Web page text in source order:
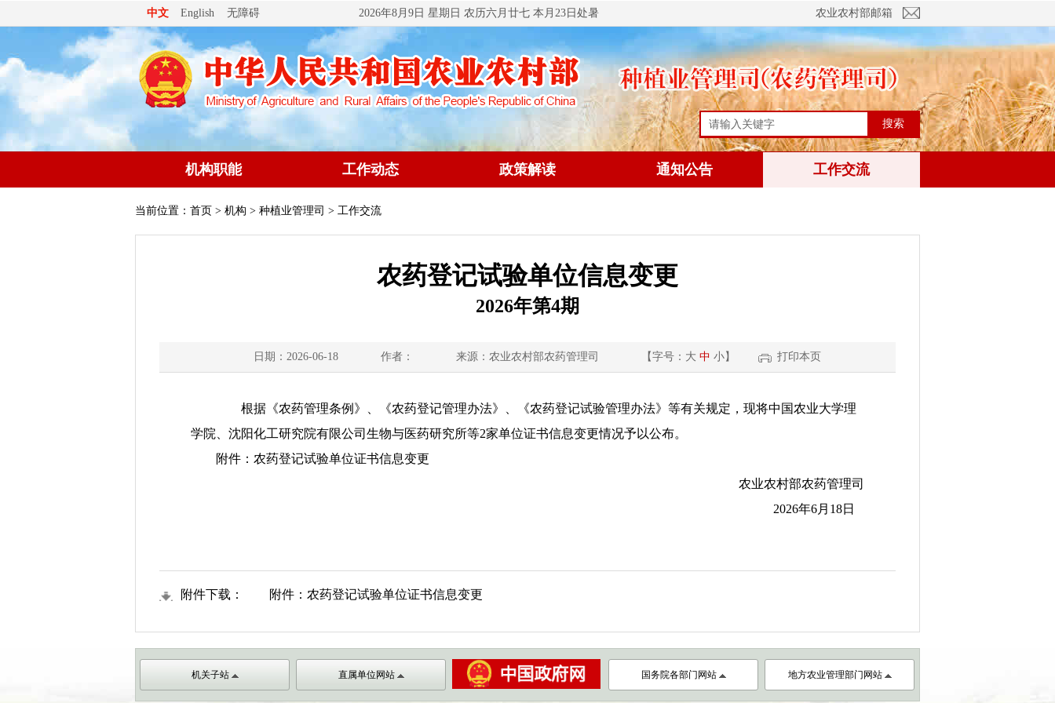
中文 English 无障碍 2026年8月9日 星期日 农历六月廿七 本月23日处暑 农业农村部邮箱
搜索
机构职能 工作动态 政策解读 通知公告 工作交流
当前位置： 首页 > 机构 > 种植业管理司 > 工作交流
农药登记试验单位信息变更
2026年第4期
日期：2026-06-18 作者： 来源：农业农村部农药管理司 【字号： 大 中 小】 打印本页
根据《农药管理条例》、《农药登记管理办法》、《农药登记试验管理办法》等有关规定，现将中国农业大学理
学院、沈阳化工研究院有限公司生物与医药研究所等2家单位证书信息变更情况予以公布。
附件：农药登记试验单位证书信息变更
农业农村部农药管理司
2026年6月18日
附件下载： 附件：农药登记试验单位证书信息变更
机关子站 直属单位网站 国务院各部门网站 地方农业管理部门网站